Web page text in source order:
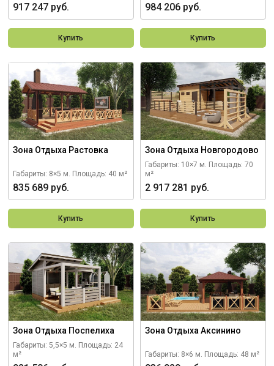
917 247 руб.
Купить
984 206 руб.
Купить
Зона Отдыха Растовка
Габариты: 8×5 м. Площадь: 40 м²
835 689 руб.
Купить
Зона Отдыха Новгородово
Габариты: 10×7 м. Площадь: 70
м²
2 917 281 руб.
Купить
Зона Отдыха Поспелиха
Габариты: 5,5×5 м. Площадь: 24
м²
Зона Отдыха Аксинино
Габариты: 8×6 м. Площадь: 48 м²